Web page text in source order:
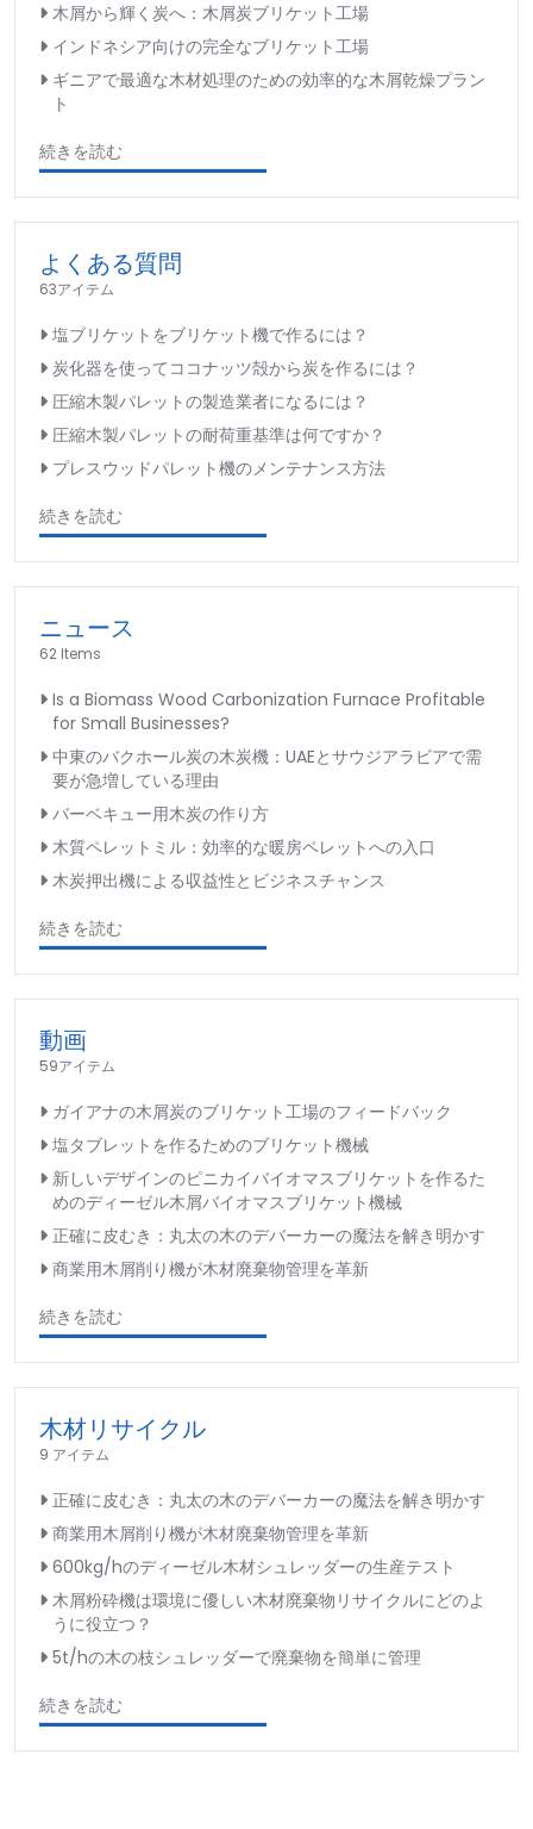
木屑から輝く炭へ：木屑炭ブリケット工場
インドネシア向けの完全なブリケット工場
ギニアで最適な木材処理のための効率的な木屑乾燥プラン
ト
続きを読む
よくある質問
63アイテム
塩ブリケットをブリケット機で作るには？
炭化器を使ってココナッツ殻から炭を作るには？
圧縮木製パレットの製造業者になるには？
圧縮木製パレットの耐荷重基準は何ですか？
プレスウッドパレット機のメンテナンス方法
続きを読む
ニュース
62 Items
Is a Biomass Wood Carbonization Furnace Profitable
for Small Businesses?
中東のバクホール炭の木炭機：UAEとサウジアラビアで需
要が急増している理由
バーベキュー用木炭の作り方
木質ペレットミル：効率的な暖房ペレットへの入口
木炭押出機による収益性とビジネスチャンス
続きを読む
動画
59アイテム
ガイアナの木屑炭のブリケット工場のフィードバック
塩タブレットを作るためのブリケット機械
新しいデザインのピニカイバイオマスブリケットを作るた
めのディーゼル木屑バイオマスブリケット機械
正確に皮むき：丸太の木のデバーカーの魔法を解き明かす
商業用木屑削り機が木材廃棄物管理を革新
続きを読む
木材リサイクル
9 アイテム
正確に皮むき：丸太の木のデバーカーの魔法を解き明かす
商業用木屑削り機が木材廃棄物管理を革新
600kg/hのディーゼル木材シュレッダーの生産テスト
木屑粉砕機は環境に優しい木材廃棄物リサイクルにどのよ
うに役立つ？
5t/hの木の枝シュレッダーで廃棄物を簡単に管理
続きを読む